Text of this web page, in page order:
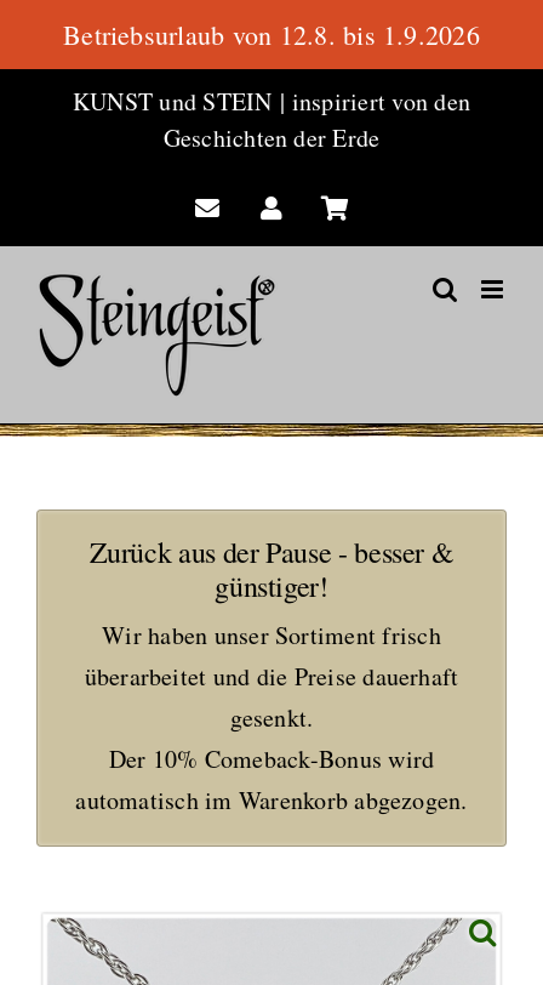
KUNST und STEIN | inspiriert von den
Geschichten der Erde
Zurück aus der Pause - besser &
günstiger!
Wir haben unser Sortiment frisch
überarbeitet und die Preise dauerhaft
gesenkt.
Der 10% Comeback-Bonus wird
automatisch im Warenkorb abgezogen.
Betriebsurlaub von 12.8. bis 1.9.2026